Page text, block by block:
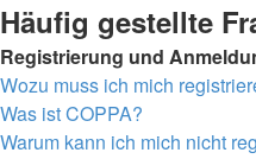
Häufig gestellte
Registrierung und
Wozu muss ich mich
Was ist COPPA?
Warum kann ich mich nicht